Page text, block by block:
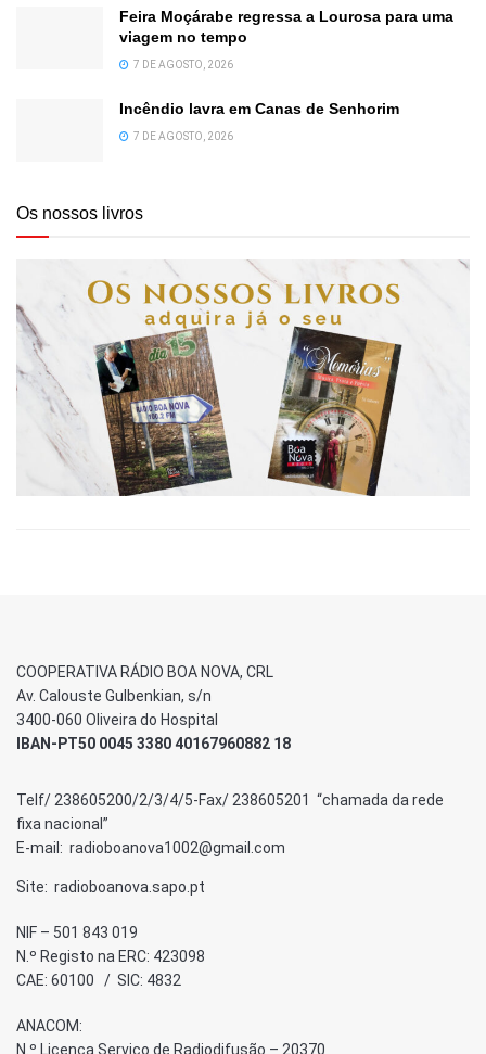
Feira Moçárabe regressa a Lourosa para uma
viagem no tempo
7 DE AGOSTO, 2026
Incêndio lavra em Canas de Senhorim
7 DE AGOSTO, 2026
Os nossos livros
COOPERATIVA RÁDIO BOA NOVA, CRL
Av. Calouste Gulbenkian, s/n
3400-060 Oliveira do Hospital
IBAN-PT50 0045 3380 40167960882 18
Telf/ 238605200/2/3/4/5-Fax/ 238605201 “chamada da rede
fixa nacional”
E-mail: radioboanova1002@gmail.com
Site: radioboanova.sapo.pt
NIF – 501 843 019
N.º Registo na ERC: 423098
CAE: 60100 / SIC: 4832
ANACOM:
N.º Licença Serviço de Radiodifusão – 20370